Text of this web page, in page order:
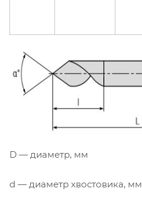
D — диаметр, мм
d — диаметр хвостовика, мм